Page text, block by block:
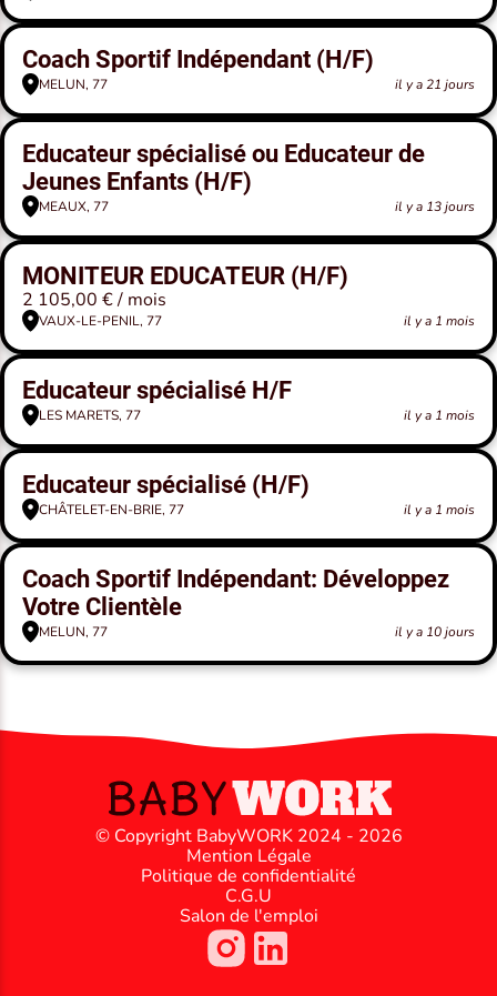
Coach Sportif Indépendant (H/F)
MELUN, 77 il y a 21 jours
Educateur spécialisé ou Educateur de
Jeunes Enfants (H/F)
MEAUX, 77 il y a 13 jours
MONITEUR EDUCATEUR (H/F)
2 105,00 € / mois
VAUX-LE-PENIL, 77 il y a 1 mois
Educateur spécialisé H/F
LES MARETS, 77 il y a 1 mois
Educateur spécialisé (H/F)
CHÂTELET-EN-BRIE, 77 il y a 1 mois
Coach Sportif Indépendant: Développez
Votre Clientèle
MELUN, 77 il y a 10 jours
© Copyright BabyWORK 2024 - 2026
Mention Légale
Politique de confidentialité
C.G.U
Salon de l'emploi